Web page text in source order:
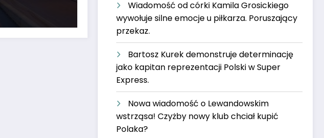
Wiadomość od córki Kamila Grosickiego
wywołuje silne emocje u piłkarza. Poruszający
przekaz.
Bartosz Kurek demonstruje determinację
jako kapitan reprezentacji Polski w Super
Express.
Nowa wiadomość o Lewandowskim
wstrząsa! Czyżby nowy klub chciał kupić
Polaka?